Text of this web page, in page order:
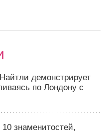
демонстрирует
по Лондону с
знаменитостей,